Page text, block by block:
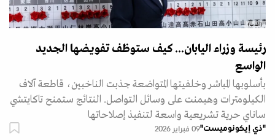
(أ.ف.ب)
رئيسة وزراء اليابان... كيف ستوظف تفويضها الجديد
الواسع
بأسلوبها المباشر وخلفيتها المتواضعة جذبت الناخبين، قاطعة آلاف
الكيلومترات وهيمنت على وسائل التواصل. النتائج ستمنح تاكايتشي
ساناي حرية تشريعية واسعة لتنفيذ إصلاحاتها
"ذي إيكونوميست"09 فبراير 2026